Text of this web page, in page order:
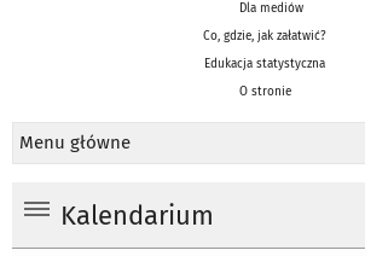
Dla mediów
Co, gdzie, jak załatwić?
Edukacja statystyczna
O stronie
Menu główne
Kalendarium